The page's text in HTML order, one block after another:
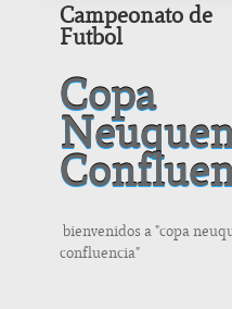
Campeonato de
Futbol
Copa
bienvenidos a "copa
confluencia"